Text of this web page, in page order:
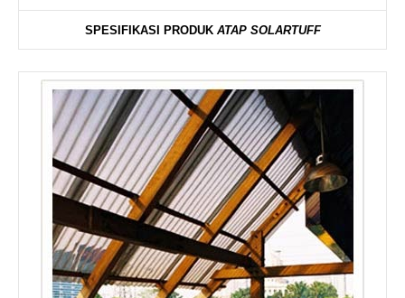
SPESIFIKASI PRODUKATAP SOLARTUFF